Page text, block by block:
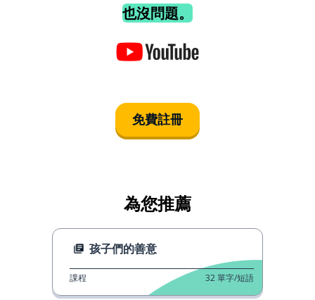
也沒問題。
免費註冊
為您推薦
孩子們的善意
課程 32單字/短語